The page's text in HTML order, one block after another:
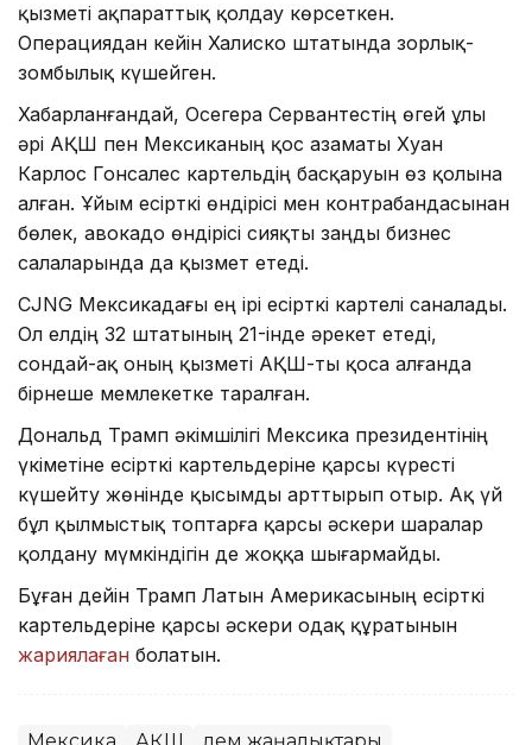
қызметі ақпараттық қолдау көрсеткен.
Операциядан кейін Халиско штатында зорлық-
зомбылық күшейген.
Хабарланғандай, Осегера Сервантестің өгей ұлы
әрі АҚШ пен Мексиканың қос азаматы Хуан
Карлос Гонсалес картельдің басқаруын өз қолына
алған. Ұйым есірткі өндірісі мен контрабандасынан
бөлек, авокадо өндірісі сияқты заңды бизнес
салаларында да қызмет етеді.
CJNG Мексикадағы ең ірі есірткі картелі саналады.
Ол елдің 32 штатының 21-інде әрекет етеді,
сондай-ақ оның қызметі АҚШ-ты қоса алғанда
бірнеше мемлекетке таралған.
Дональд Трамп әкімшілігі Мексика президентінің
үкіметіне есірткі картельдеріне қарсы күресті
күшейту жөнінде қысымды арттырып отыр. Ақ үй
бұл қылмыстық топтарға қарсы әскери шаралар
қолдану мүмкіндігін де жоққа шығармайды.
Бұған дейін Трамп Латын Америкасының есірткі
картельдеріне қарсы әскери одақ құратынын
жариялаған болатын.